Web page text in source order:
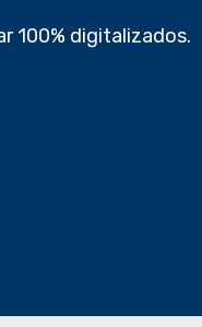
100% digitalizados.